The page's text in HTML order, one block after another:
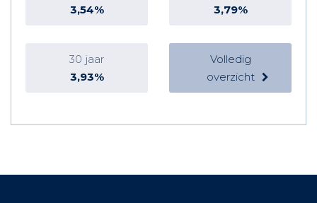
3,54%
3,79%
30 jaar
3,93%
Volledig
overzicht